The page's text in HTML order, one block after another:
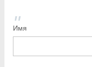
Имя